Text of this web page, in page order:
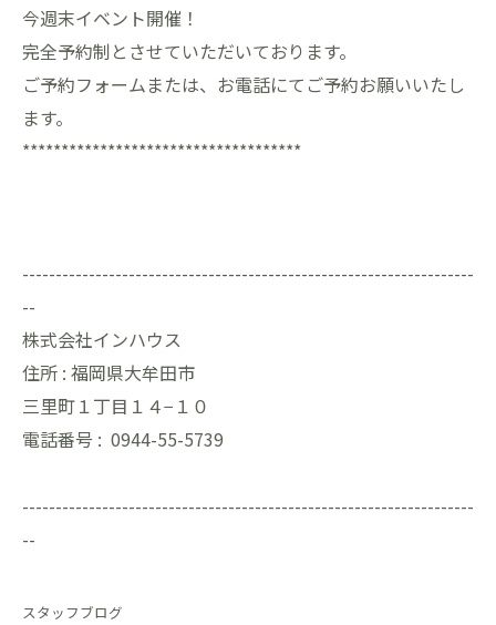
今週末イベント開催！
完全予約制とさせていただいております。
ご予約フォームまたは、お電話にてご予約お願いいたし
ます。
************************************
--------------------------------------------------------------------
--
株式会社インハウス
住所 : 福岡県大牟田市
三里町１丁目１４−１０
電話番号 : 0944-55-5739
--------------------------------------------------------------------
--
スタッフブログ